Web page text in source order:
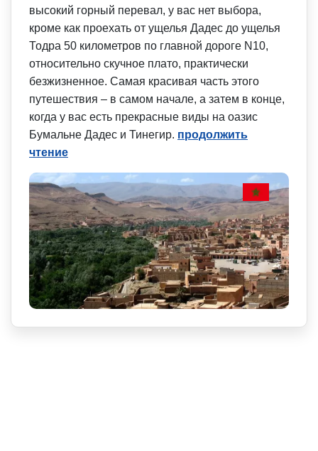
высокий горный перевал, у вас нет выбора,
кроме как проехать от ущелья Дадес до ущелья
Тодра 50 километров по главной дороге N10,
относительно скучное плато, практически
безжизненное. Самая красивая часть этого
путешествия – в самом начале, а затем в конце,
когда у вас есть прекрасные виды на оазис
Бумальне Дадес и Тинегир. продолжить
чтение